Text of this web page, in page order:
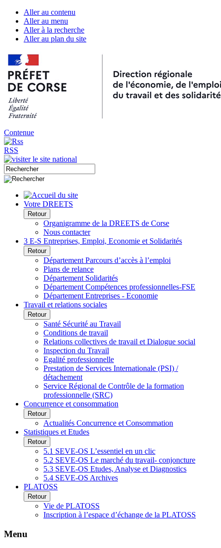
Aller au contenu
Aller au menu
Aller à la recherche
Aller au plan du site
Contenue
RSS
Votre DREETS
Retour
Organigramme de la DREETS de Corse
Nous contacter
3 E-S Entreprises, Emploi, Economie et Solidarités
Retour
Département Parcours d’accès à l’emploi
Plans de relance
Département Solidarités
Département Compétences professionnelles-FSE
Département Entreprises - Economie
Travail et relations sociales
Retour
Santé Sécurité au Travail
Conditions de travail
Relations collectives de travail et Dialogue social
Inspection du Travail
Egalité professionnelle
Prestation de Services Internationale (PSI) /
détachement
Service Régional de Contrôle de la formation
professionnelle (SRC)
Concurrence et consommation
Retour
Actualités Concurrence et Consommation
Statistiques et Etudes
Retour
5.1 SEVE-OS L’essentiel en un clic
5.2 SEVE-OS Le marché du travail- conjoncture
5.3 SEVE-OS Etudes, Analyse et Diagnostics
5.4 SEVE-OS Archives
PLATOSS
Retour
Vie de PLATOSS
Inscription à l’espace d’échange de la PLATOSS
Menu